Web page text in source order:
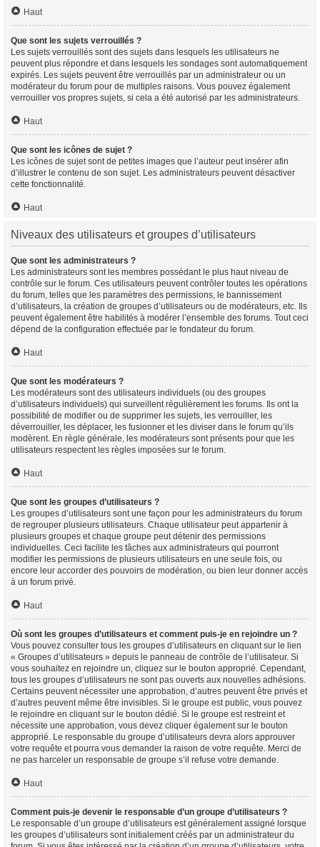
Haut
Que sont les sujets verrouillés ?
Les sujets verrouillés sont des sujets dans lesquels les utilisateurs ne
peuvent plus répondre et dans lesquels les sondages sont automatiquement
expirés. Les sujets peuvent être verrouillés par un administrateur ou un
modérateur du forum pour de multiples raisons. Vous pouvez également
verrouiller vos propres sujets, si cela a été autorisé par les administrateurs.
Haut
Que sont les icônes de sujet ?
Les icônes de sujet sont de petites images que l’auteur peut insérer afin
d’illustrer le contenu de son sujet. Les administrateurs peuvent désactiver
cette fonctionnalité.
Haut
Niveaux des utilisateurs et groupes d’utilisateurs
Que sont les administrateurs ?
Les administrateurs sont les membres possédant le plus haut niveau de
contrôle sur le forum. Ces utilisateurs peuvent contrôler toutes les opérations
du forum, telles que les paramètres des permissions, le bannissement
d’utilisateurs, la création de groupes d’utilisateurs ou de modérateurs, etc. Ils
peuvent également être habilités à modérer l’ensemble des forums. Tout ceci
dépend de la configuration effectuée par le fondateur du forum.
Haut
Que sont les modérateurs ?
Les modérateurs sont des utilisateurs individuels (ou des groupes
d’utilisateurs individuels) qui surveillent régulièrement les forums. Ils ont la
possibilité de modifier ou de supprimer les sujets, les verrouiller, les
déverrouiller, les déplacer, les fusionner et les diviser dans le forum qu’ils
modèrent. En règle générale, les modérateurs sont présents pour que les
utilisateurs respectent les règles imposées sur le forum.
Haut
Que sont les groupes d’utilisateurs ?
Les groupes d’utilisateurs sont une façon pour les administrateurs du forum
de regrouper plusieurs utilisateurs. Chaque utilisateur peut appartenir à
plusieurs groupes et chaque groupe peut détenir des permissions
individuelles. Ceci facilite les tâches aux administrateurs qui pourront
modifier les permissions de plusieurs utilisateurs en une seule fois, ou
encore leur accorder des pouvoirs de modération, ou bien leur donner accès
à un forum privé.
Haut
Où sont les groupes d’utilisateurs et comment puis-je en rejoindre un ?
Vous pouvez consulter tous les groupes d’utilisateurs en cliquant sur le lien
« Groupes d’utilisateurs » depuis le panneau de contrôle de l’utilisateur. Si
vous souhaitez en rejoindre un, cliquez sur le bouton approprié. Cependant,
tous les groupes d’utilisateurs ne sont pas ouverts aux nouvelles adhésions.
Certains peuvent nécessiter une approbation, d’autres peuvent être privés et
d’autres peuvent même être invisibles. Si le groupe est public, vous pouvez
le rejoindre en cliquant sur le bouton dédié. Si le groupe est restreint et
nécessite une approbation, vous devez cliquer également sur le bouton
approprié. Le responsable du groupe d’utilisateurs devra alors approuver
votre requête et pourra vous demander la raison de votre requête. Merci de
ne pas harceler un responsable de groupe s’il refuse votre demande.
Haut
Comment puis-je devenir le responsable d’un groupe d’utilisateurs ?
Le responsable d’un groupe d’utilisateurs est généralement assigné lorsque
les groupes d’utilisateurs sont initialement créés par un administrateur du